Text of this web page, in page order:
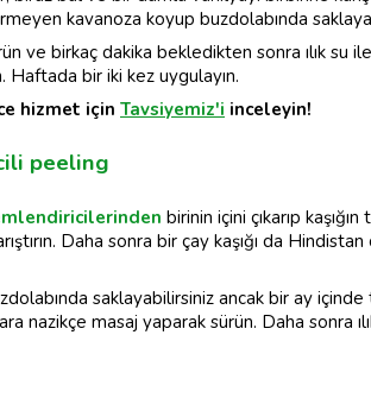
kavanoza koyup buzdolabında
ve birkaç dakika bekledikten sonra ılık su
Haftada bir iki kez uygulayın.
hizmet için Tavsiyemiz'i inceleyin!
peeling
birinin içini çıkarıp
Daha sonra bir çay kaşığı da Hindistan
saklayabilirsiniz ancak bir ay
nazikçe masaj yaparak sürün. Daha sonra